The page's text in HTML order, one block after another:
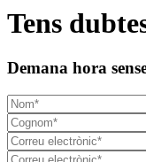
Tens
Demana hora